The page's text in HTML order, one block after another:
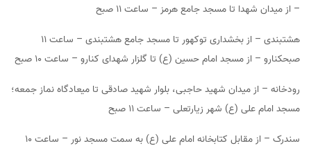
– از میدان شهدا تا مسجد جامع هرمز – ساعت ۱۱ صبح
هشتبندی – از بخشداری توکهور تا مسجد جامع هشتبندی – ساعت ۱۱
صبحکنارو – از مسجد امام حسین (ع) تا گلزار شهدای کنارو – ساعت ۱۰ صبح
رودخانه – از میدان شهید حاجبی، بلوار شهید صادقی تا میعادگاه نماز جمعه؛
مسجد امام علی (ع) شهر زیارتعلی – ساعت ۱۱ صبح
سندرک – از مقابل کتابخانه امام علی (ع) به سمت مسجد نور – ساعت ۱۰